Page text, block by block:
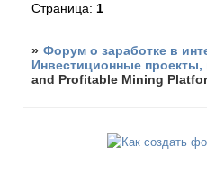
Страница:1
» Форум о заработке в
Инвестиционные
and Profitable Mining